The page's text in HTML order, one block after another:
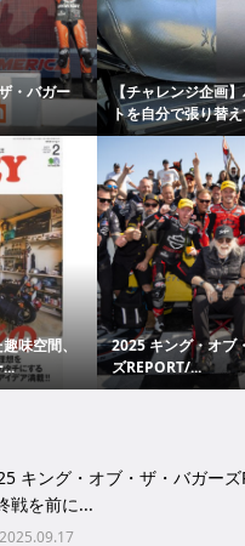
・バガー
【チャレンジ企画
トを自分で張り替
味空間、
2025 キング・オブ
ズREPORT/...
キング・オブ・ザ・バガーズ
戦を前に...
2025.09.17